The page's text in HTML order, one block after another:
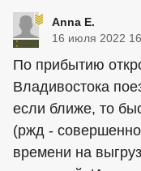
Anna E.
16 июля 2022
По прибытию
Владивостока
если ближе, то
(ржд - совершенно
времени на